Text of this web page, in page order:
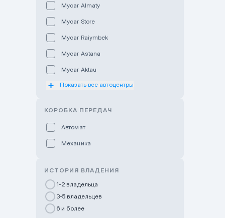
Mycar Almaty
Mycar Store
Mycar Raiymbek
Mycar Astana
Mycar Aktau
Mycar Uralsk
GWM Nurly Zhol
Chery Astana
Показать все автоцентры
КОРОБКА ПЕРЕДАЧ
Автомат
Механика
ИСТОРИЯ ВЛАДЕНИЯ
1-2 владельца
3-5 владельцев
6 и более